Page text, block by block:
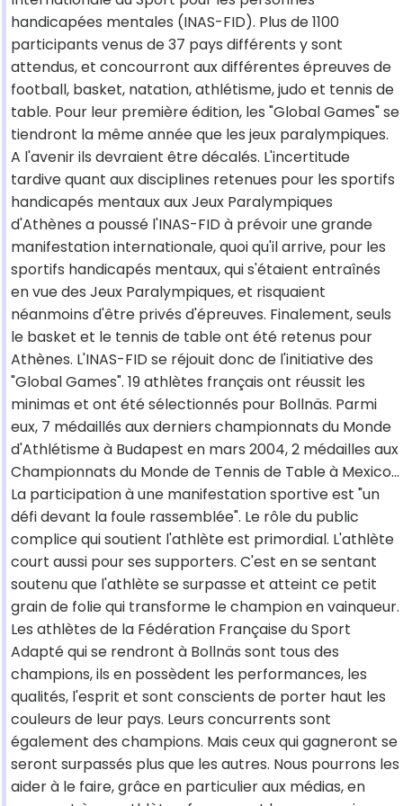
handicapées mentales (INAS-FID). Plus de 1100
participants venus de 37 pays différents y sont
attendus, et concourront aux différentes épreuves de
football, basket, natation, athlétisme, judo et tennis de
table. Pour leur première édition, les "Global Games" se
tiendront la même année que les jeux paralympiques.
A l'avenir ils devraient être décalés. L'incertitude
tardive quant aux disciplines retenues pour les sportifs
handicapés mentaux aux Jeux Paralympiques
d'Athènes a poussé l'INAS-FID à prévoir une grande
manifestation internationale, quoi qu'il arrive, pour les
sportifs handicapés mentaux, qui s'étaient entraînés
en vue des Jeux Paralympiques, et risquaient
néanmoins d'être privés d'épreuves. Finalement, seuls
le basket et le tennis de table ont été retenus pour
Athènes. L'INAS-FID se réjouit donc de l'initiative des
"Global Games". 19 athlètes français ont réussit les
minimas et ont été sélectionnés pour Bollnäs. Parmi
eux, 7 médaillés aux derniers championnats du Monde
d'Athlétisme à Budapest en mars 2004, 2 médailles aux
Championnats du Monde de Tennis de Table à Mexico...
La participation à une manifestation sportive est "un
défi devant la foule rassemblée". Le rôle du public
complice qui soutient l'athlète est primordial. L'athlète
court aussi pour ses supporters. C'est en se sentant
soutenu que l'athlète se surpasse et atteint ce petit
grain de folie qui transforme le champion en vainqueur.
Les athlètes de la Fédération Française du Sport
Adapté qui se rendront à Bollnäs sont tous des
champions, ils en possèdent les performances, les
qualités, l'esprit et sont conscients de porter haut les
couleurs de leur pays. Leurs concurrents sont
également des champions. Mais ceux qui gagneront se
seront surpassés plus que les autres. Nous pourrons les
aider à le faire, grâce en particulier aux médias, en